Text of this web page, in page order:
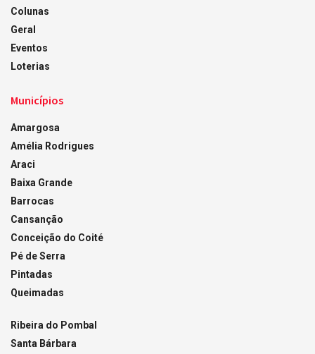
Colunas
Geral
Eventos
Loterias
Municípios
Amargosa
Amélia Rodrigues
Araci
Baixa Grande
Barrocas
Cansanção
Conceição do Coité
Pé de Serra
Pintadas
Queimadas
Ribeira do Pombal
Santa Bárbara